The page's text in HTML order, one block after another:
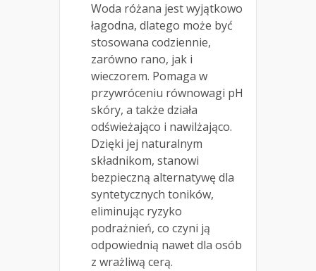
Woda różana jest wyjątkowo
łagodna, dlatego może być
stosowana codziennie,
zarówno rano, jak i
wieczorem. Pomaga w
przywróceniu równowagi pH
skóry, a także działa
odświeżająco i nawilżająco.
Dzięki jej naturalnym
składnikom, stanowi
bezpieczną alternatywę dla
syntetycznych toników,
eliminując ryzyko
podrażnień, co czyni ją
odpowiednią nawet dla osób
z wrażliwą cerą.